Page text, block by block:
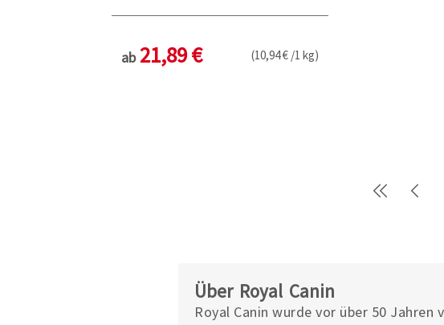
ab 21,89 € (10,94 € /1 kg)
Erste
Über Royal Canin
Royal Canin wurde vor über 50